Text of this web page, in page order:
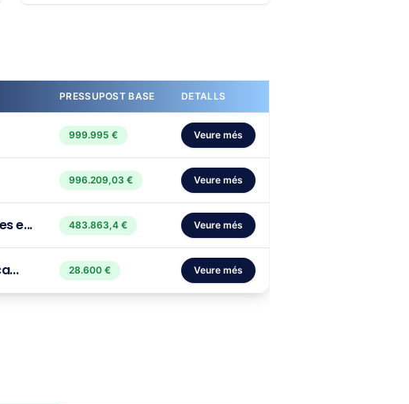
PRESSUPOST BASE DETALLS
999.995 € Veure més
996.209,03 € Veure més
e... 483.863,4 € Veure més
28.600 € Veure més